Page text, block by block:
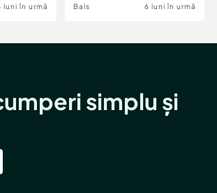
luni în urmă Bals 6 luni în urmă
simplu și